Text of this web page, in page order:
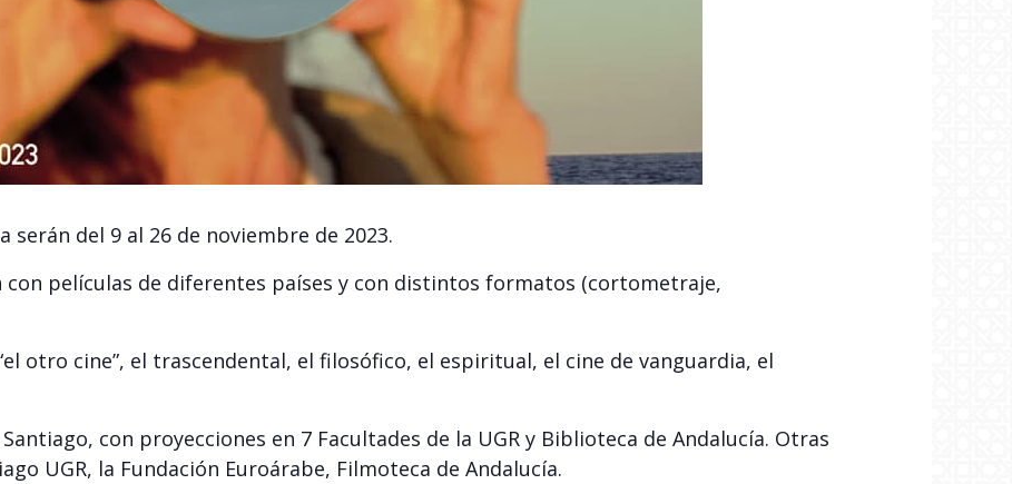
serán del 9 al 26 de noviembre de 2023.
películas de diferentes países y con distintos formatos (cortometraje,
otro cine”, el trascendental, el filosófico, el espiritual, el cine de vanguardia, el
con proyecciones en 7 Facultades de la UGR y Biblioteca de Andalucía. Otras
UGR, la Fundación Euroárabe, Filmoteca de Andalucía.